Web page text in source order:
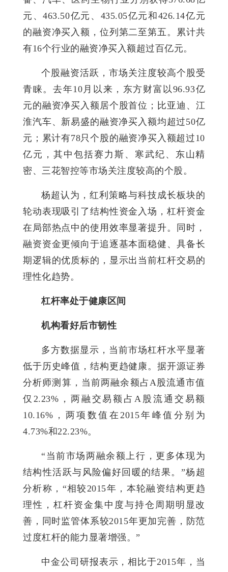
元、463.50亿元、435.05亿元和426.14亿元
的融资净买入额，位列第二至第五。累计共
有16个行业的融资净买入额超过百亿元。
个股融资活跃，市场关注度较高个股受
青睐。去年10月以来，东方财富以96.93亿
元的融资净买入额居个股首位；比亚迪、江
淮汽车、新易盛的融资净买入额均超过50亿
元；累计有78只个股的融资净买入额超过10
亿元，其中包括赛力斯、寒武纪、东山精
密、三花智控等市场关注度较高的个股。
杨超认为，红利策略与科技成长板块的
轮动表现吸引了结构性资金入场，杠杆资金
在局部热点中的使用效率显著提升。同时，
融资资金更倾向于追逐基本面稳健、具备长
期逻辑的优质标的，显示出当前杠杆交易的
理性化趋势。
杠杆率处于健康区间
机构看好后市韧性
多方数据显示，当前市场杠杆水平显著
低于历史峰值，结构更趋健康。据开源证券
分析师测算，当前两融余额占A股流通市值
仅2.23%，两融交易额占A股流通交易额
10.16%，两项数值在2015年峰值分别为
4.73%和22.23%。
“当前市场两融余额上行，更多体现为
结构性活跃与风险偏好回暖的结果。”杨超
分析称，“相较2015年，本轮融资结构更趋
理性，杠杆资金集中度与持仓周期明显改
善，同时监管体系较2015年更加完善，防范
过度杠杆的能力显著增强。”
中金公司研报表示，相比于2015年，当